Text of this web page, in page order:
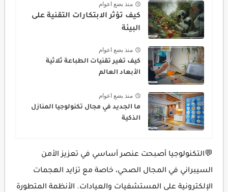
منذ بضع اعوام
كيف تؤثر الابتكارات التقنية على
البيئة
منذ بضع اعوام
كيف تغير تقنيات الطباعة ثلاثية
الأبعاد العالم
منذ بضع اعوام
ما الجديد في مجال تكنولوجيا المنازل
الذكية
💬التكنولوجيا أصبحت عنصر أساسي في تعزيز الأمن
السيبراني في المجال الصحي، خاصة مع تزايد الهجمات
الإلكترونية على المستشفيات والعيادات. الأنظمة المتطورة